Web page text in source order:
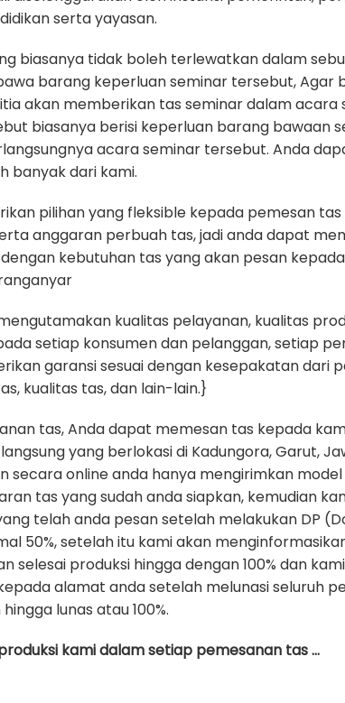
serta yayasan.
biasanya tidak boleh terlewatkan dalam
barang keperluan seminar tersebut, Agar
akan memberikan tas seminar dalam acara
biasanya berisi keperluan barang bawaan
acara seminar tersebut. Anda
banyak dari kami.
pilihan yang fleksible kepada pemesan
anggaran perbuah tas, jadi anda dapat
kebutuhan tas yang akan pesan
kualitas pelayanan, kualitas
setiap konsumen dan pelanggan, setiap
garansi sesuai dengan kesepakatan dari
kualitas tas, dan lain-lain.}
tas, Anda dapat memesan tas kepada
yang berlokasi di Kadungora, Garut,
secara online anda hanya mengirimkan
tas yang sudah anda siapkan, kemudian
telah anda pesan setelah melakukan DP
50%, setelah itu kami akan
selesai produksi hingga dengan 100% dan
alamat anda setelah melunasi seluruh
lunas atau 100%.
kami dalam setiap pemesanan tas …